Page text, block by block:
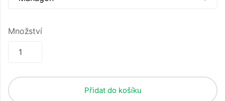
Množství
Přidat do košíku